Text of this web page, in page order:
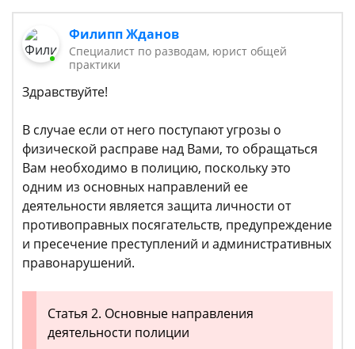
Филипп Жданов
Специалист по разводам, юрист общей
практики
Здравствуйте!
В случае если от него поступают угрозы о
физической расправе над Вами, то обращаться
Вам необходимо в полицию, поскольку это
одним из основных направлений ее
деятельности является защита личности от
противоправных посягательств, предупреждение
и пресечение преступлений и административных
правонарушений.
Статья 2. Основные направления
деятельности полиции